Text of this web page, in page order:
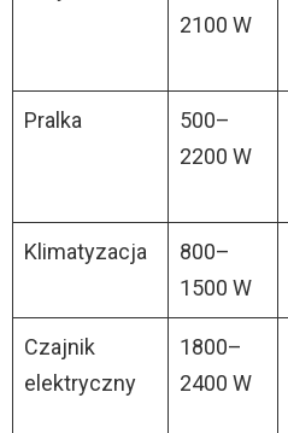
2100 W
Pralka
500–
2200 W
Klimatyzacja
800–
1500 W
Czajnik
elektryczny
1800–
2400 W